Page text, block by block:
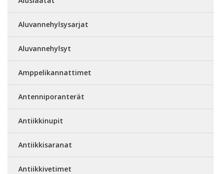
Aluvannehylsysarjat
Aluvannehylsyt
Amppelikannattimet
Antenniporanterät
Antiikkinupit
Antiikkisaranat
Antiikkivetimet